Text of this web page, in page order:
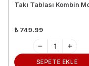
₺ 749.99
SEPETE EKLE